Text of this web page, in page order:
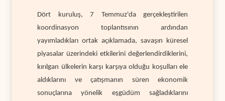
Dört kuruluş, 7 Temmuz'da gerçekleştirilen
koordinasyon toplantısının ardından
yayımladıkları ortak açıklamada, savaşın küresel
piyasalar üzerindeki etkilerini değerlendirdiklerini,
kırılgan ülkelerin karşı karşıya olduğu koşulları ele
aldıklarını ve çatışmanın süren ekonomik
sonuçlarına yönelik eşgüdüm sağladıklarını